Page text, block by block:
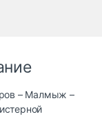
– Малмыж –